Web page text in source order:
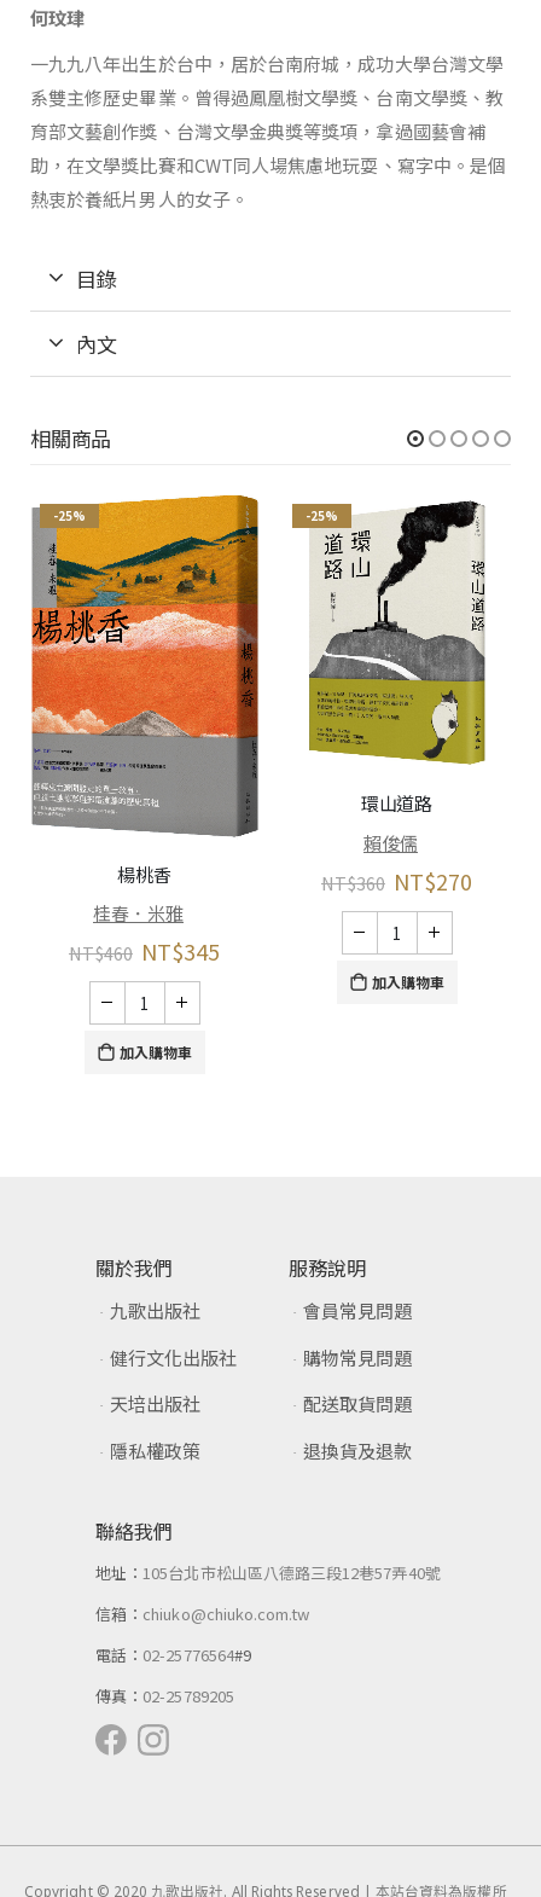
何玟珒
一九九八年出生於台中，居於台南府城，成功大學台灣文學
系雙主修歷史畢業。曾得過鳳凰樹文學獎、台南文學獎、教
育部文藝創作獎、台灣文學金典獎等獎項，拿過國藝會補
助，在文學獎比賽和CWT同人場焦慮地玩耍、寫字中。是個
熱衷於養紙片男人的女子。
目錄
內文
相關商品
-25%
楊桃香
桂春．米雅
NT$460 NT$345
加入購物車
-25%
環山道路
賴俊儒
NT$360 NT$270
加入購物車
關於我們
九歌出版社
健行文化出版社
天培出版社
隱私權政策
服務說明
會員常見問題
購物常見問題
配送取貨問題
退換貨及退款
聯絡我們
地址：105台北市松山區八德路三段12巷57弄40號
信箱： chiuko@chiuko.com.tw
電話： 02-25776564#9
傳真： 02-25789205
Copyright © 2020 九歌出版社. All Rights Reserved | 本站台資料為版權所